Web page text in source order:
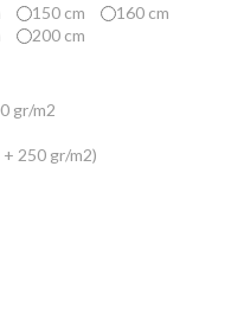
150 cm
160 cm
200 cm
gr/m2
250 gr/m2)